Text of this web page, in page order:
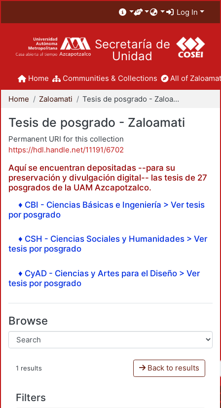
Log In
Secretaría de
Unidad
Home Communities & Collections All of
Home Zaloamati Tesis de posgrado - Zaloamati
Tesis de posgrado - Zaloamati
Permanent URI for this collection
https://hdl.handle.net/11191/6702
Aquí se encuentran depositadas --para su
preservación y divulgación digital-- las tesis de 27
posgrados de la UAM Azcapotzalco.
♦ CBI - Ciencias Básicas e Ingeniería > Ver tesis
por posgrado
♦ CSH - Ciencias Sociales y Humanidades > Ver
tesis por posgrado
♦ CyAD - Ciencias y Artes para el Diseño > Ver
tesis por posgrado
Browse
1 results Back to results
Filters